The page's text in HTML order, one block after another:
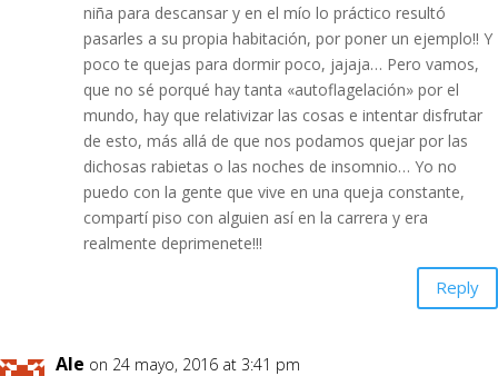
niña para descansar y en el mío lo práctico resultó
pasarles a su propia habitación, por poner un ejemplo!! Y
poco te quejas para dormir poco, jajaja… Pero vamos,
que no sé porqué hay tanta «autoflagelación» por el
mundo, hay que relativizar las cosas e intentar disfrutar
de esto, más allá de que nos podamos quejar por las
dichosas rabietas o las noches de insomnio… Yo no
puedo con la gente que vive en una queja constante,
compartí piso con alguien así en la carrera y era
realmente deprimenete!!!
Reply
Ale on 24 mayo, 2016 at 3:41 pm